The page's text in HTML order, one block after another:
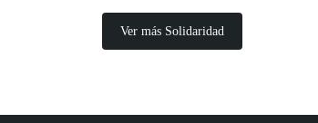
Ver más Solidaridad